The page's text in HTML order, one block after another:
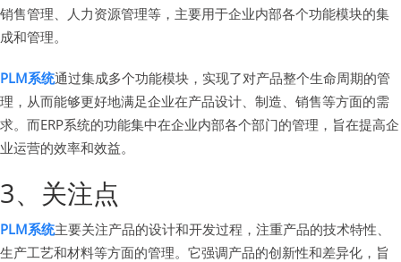
销售管理、人力资源管理等，主要用于企业内部各个功能模块的集
成和管理。
PLM系统通过集成多个功能模块，实现了对产品整个生命周期的管
理，从而能够更好地满足企业在产品设计、制造、销售等方面的需
求。而ERP系统的功能集中在企业内部各个部门的管理，旨在提高企
业运营的效率和效益。
3、关注点
PLM系统主要关注产品的设计和开发过程，注重产品的技术特性、
生产工艺和材料等方面的管理。它强调产品的创新性和差异化，旨